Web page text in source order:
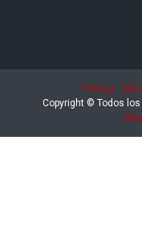
Privacy
Copyright © Todos